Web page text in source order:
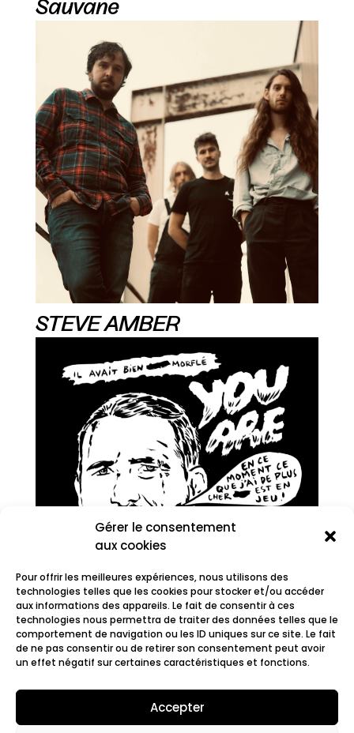
Gérer le consentement
aux cookies
Pour offrir les meilleures expériences, nous utilisons des
technologies telles que les cookies pour stocker et/ou accéder
aux informations des appareils. Le fait de consentir à ces
technologies nous permettra de traiter des données telles que le
comportement de navigation ou les ID uniques sur ce site. Le fait
de ne pas consentir ou de retirer son consentement peut avoir
un effet négatif sur certaines caractéristiques et fonctions.
Accepter
Sauvane
STEVE AMBER
Sayem